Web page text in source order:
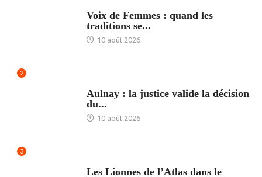
Voix de Femmes : quand les
traditions se...
10 août 2026
2
Aulnay : la justice valide la décision
du...
10 août 2026
3
Les Lionnes de l’Atlas dans le